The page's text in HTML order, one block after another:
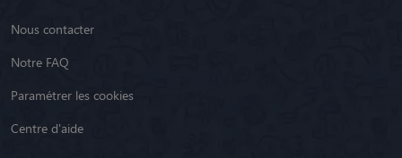
Nous contacter
Notre FAQ
Paramétrer les cookies
Centre d'aide